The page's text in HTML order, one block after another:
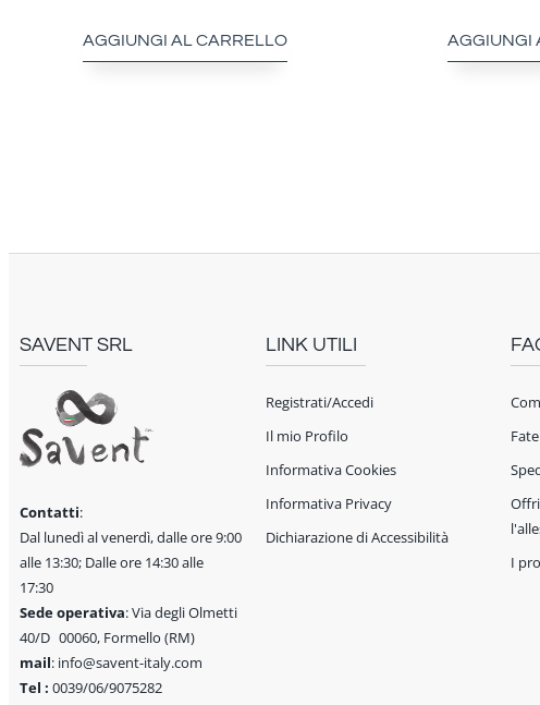
AGGIUNGI AL CARRELLO AGGIUNGI
SAVENT SRL
Contatti:
Dal lunedì al venerdì, dalle ore 9:00
alle 13:30; Dalle ore 14:30 alle
17:30
Sede operativa: Via degli Olmetti
40/D 00060, Formello (RM)
mail: info@savent-italy.com
Tel : 0039/06/9075282
LINK UTILI
Registrati/Accedi
Il mio Profilo
Informativa Cookies
Informativa Privacy
Dichiarazione di Accessibilità
I